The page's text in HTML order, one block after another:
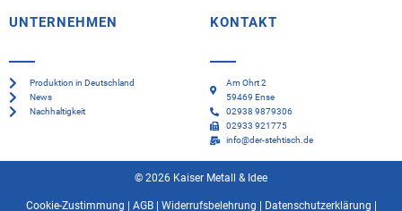
UNTERNEHMEN
Produktion in Deutschland
News
Nachhaltigkeit
KONTAKT
Am Ohrt 2
59469 Ense
02938 9879306
02933 921775
info@der-stehtisch.de
© 2026 Kaiser Metall & Idee
Cookie-Zustimmung AGB| Widerrufsbelehrung Datenschutzerklärung